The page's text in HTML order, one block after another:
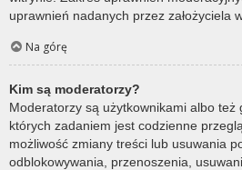
uprawnień nadanych przez założyciela
Na górę
Kim są moderatorzy?
Moderatorzy są użytkownikami albo też
których zadaniem jest codzienne
możliwość zmiany treści lub usuwania
odblokowywania, przenoszenia,